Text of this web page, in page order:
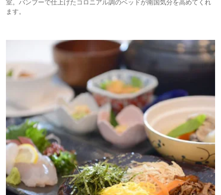
室。バンブーで仕上げたコロニアル調のベッドが南国気分を高めてくれ
ます。